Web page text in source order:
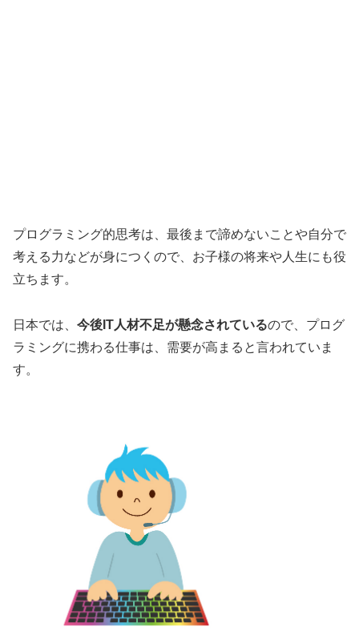
プログラミング的思考は、最後まで諦めないことや自分で
考える力などが身につくので、お子様の将来や人生にも役
立ちます。
日本では、 今後IT人材不足が懸念されているので、プログ
ラミングに携わる仕事は、需要が高まると言われていま
す。